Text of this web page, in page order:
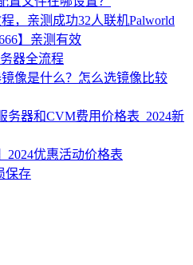
，亲测成功32人联机Palworld
】亲测有效
器全流程
像是什么？怎么选镜像比较
务器和CVM费用价格表_2024新
优惠活动价格表
保存